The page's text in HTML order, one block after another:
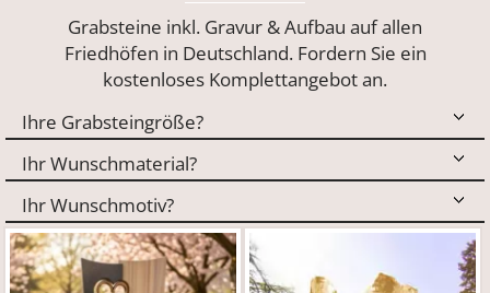
Grabsteine inkl. Gravur & Aufbau auf allen
Friedhöfen in Deutschland. Fordern Sie ein
kostenloses Komplettangebot an.